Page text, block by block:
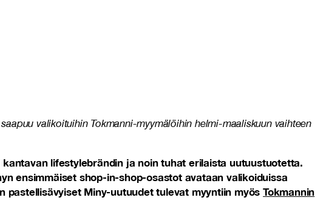
valikoituihin Tokmanni-myymälöihin helmi-maaliskuun vaihteen
lifestylebrändin ja noin tuhat erilaista uutuustuotetta.
ensimmäiset shop-in-shop-osastot avataan valikoiduissa
pastellisävyiset Miny-uutuudet tulevat myyntiin myösTokmannin